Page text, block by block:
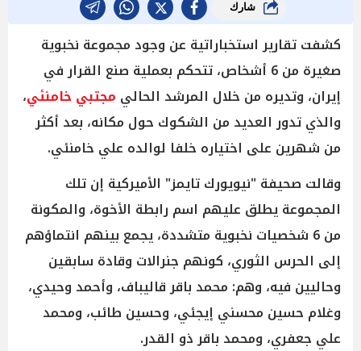
شارك
كشفت تقارير استخباراتية عن وجود مجموعة نخبوية
صغيرة من 6 أشخاص، تتحكم بعملية صنع القرار في
إيران، وتديره من خلال المرشد الحالي مجتبي خامنئي،
والذي تدور العديد من الشكوك حول مكانه، بعد أكثر
من شهرين على اختياره خلفا لوالده علي خامنئي.
وقالت صحيفة "نيويورك تايمز" الأميركية إن تلك
المجموعة يطلق عليهم اسم رابطة الأخوة، والمكونة
من 6 شخصيات نخبوية متشددة، يجمع بينهم انتماؤهم
إلى الحرس الثوري، كونهم جنرالات وقادة سابقين
وحاليين فيه، وهم: محمد باقر قاليباف، وأحمد وحيدي،
وغلام حسين محسني إيجئي، وحسين طائب، ومحمد
علي جعفري، ومحمد باقر ذو القدر.